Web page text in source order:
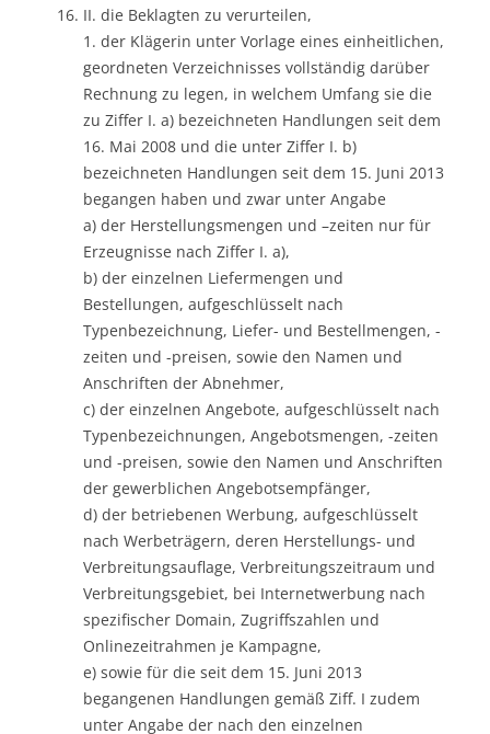
II. die Beklagten zu verurteilen,
1. der Klägerin unter Vorlage eines einheitlichen,
geordneten Verzeichnisses vollständig darüber
Rechnung zu legen, in welchem Umfang sie die
zu Ziffer I. a) bezeichneten Handlungen seit dem
16. Mai 2008 und die unter Ziffer I. b)
bezeichneten Handlungen seit dem 15. Juni 2013
begangen haben und zwar unter Angabe
a) der Herstellungsmengen und –zeiten nur für
Erzeugnisse nach Ziffer I. a),
b) der einzelnen Liefermengen und
Bestellungen, aufgeschlüsselt nach
Typenbezeichnung, Liefer- und Bestellmengen, -
zeiten und -preisen, sowie den Namen und
Anschriften der Abnehmer,
c) der einzelnen Angebote, aufgeschlüsselt nach
Typenbezeichnungen, Angebotsmengen, -zeiten
und -preisen, sowie den Namen und Anschriften
der gewerblichen Angebotsempfänger,
d) der betriebenen Werbung, aufgeschlüsselt
nach Werbeträgern, deren Herstellungs- und
Verbreitungsauflage, Verbreitungszeitraum und
Verbreitungsgebiet, bei Internetwerbung nach
spezifischer Domain, Zugriffszahlen und
Onlinezeitrahmen je Kampagne,
e) sowie für die seit dem 15. Juni 2013
begangenen Handlungen gemäß Ziff. I zudem
unter Angabe der nach den einzelnen